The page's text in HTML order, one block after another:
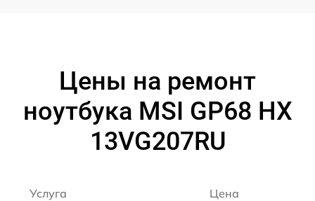
Цены на ремонт
ноутбука MSI GP68 HX
13VG207RU
Услуга Цена